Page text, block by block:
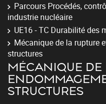
Parcours Procédés,
industrie nucléaire
UE16 - TC Durabilité des
Mécanique de la rupture
structures
MÉCANIQUE DE
STRUCTURES